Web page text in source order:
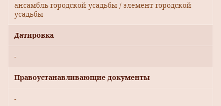
ансамбль городской усадьбы / элемент городской
усадьбы
Датировка
-
Правоустанавливающие документы
-